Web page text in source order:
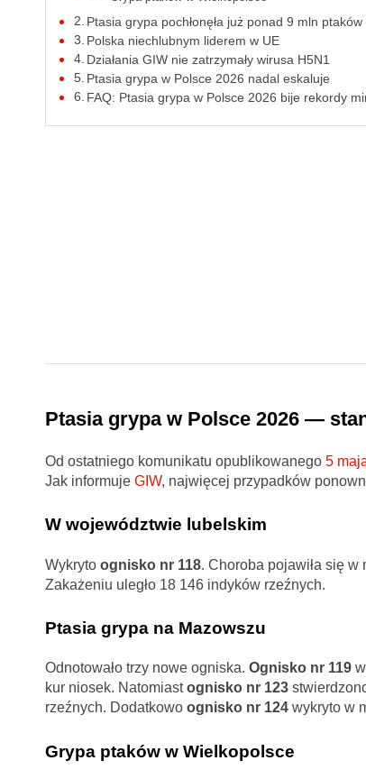
Ptasia grypa pochłonęła już ponad 9 mln
Polska niechlubnym liderem w UE
Działania GIW nie zatrzymały wirusa H5N1
Ptasia grypa w Polsce 2026 nadal eskaluje
FAQ: Ptasia grypa w Polsce 2026 bije rekordy
Ptasia grypa w Polsce 2026 —
Od ostatniego komunikatu opublikowanego 5
Jak informuje GIW, najwięcej przypadków
W województwie lubelskim
Wykryto ognisko nr 118. Choroba pojawiła się
Zakażeniu uległo 18 146 indyków rzeźnych.
Ptasia grypa na Mazowszu
Odnotowało trzy nowe ogniska. Ognisko nr 119
kur niosek. Natomiastognisko nr 123
rzeźnych. Dodatkowo ognisko nr 124wykryto w
Grypa ptaków w Wielkopolsce